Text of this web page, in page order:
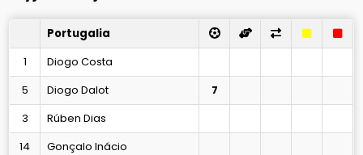
Portugalia
1
Diogo Costa
5
Diogo Dalot 7
3
Rúben Dias
14
Gonçalo Inácio